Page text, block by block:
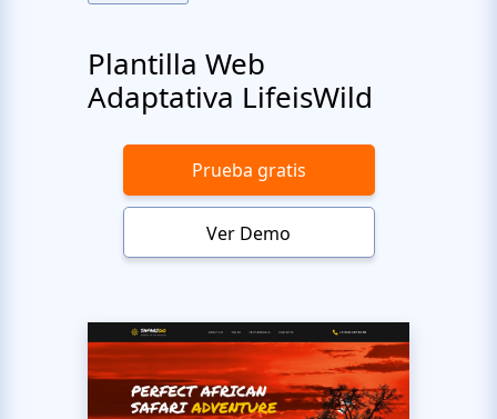
Plantilla Web
Adaptativa LifeisWild
Prueba gratis
Ver Demo